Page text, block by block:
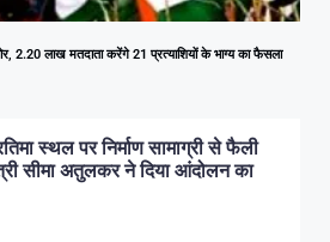
2.20 लाख मतदाता करेंगे 21 प्रत्याशियों के भाग्य का फैसला
स्थल पर निर्माण सामाग्री से फैली
सीमा अतुलकर ने दिया आंदोलन का